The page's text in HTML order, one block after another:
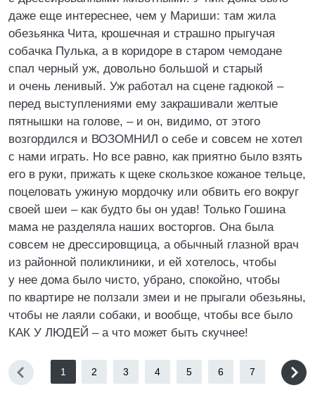
даже еще интереснее, чем у Мариши: там жила
обезьянка Чита, крошечная и страшно прыгучая
собачка Пулька, а в коридоре в старом чемодане
спал черный уж, довольно большой и старый
и очень ленивый. Уж работал на сцене гадюкой –
перед выступлениями ему закрашивали желтые
пятнышки на голове, – и он, видимо, от этого
возгордился и ВОЗОМНИЛ о себе и совсем не хотел
с нами играть. Но все равно, как приятно было взять
его в руки, прижать к щеке скользкое кожаное тельце,
поцеловать ужиную мордочку или обвить его вокруг
своей шеи – как будто бы он удав! Только Гошина
мама не разделяла наших восторгов. Она была
совсем не дрессировщица, а обычный глазной врач
из районной поликлиники, и ей хотелось, чтобы
у нее дома было чисто, убрано, спокойно, чтобы
по квартире не ползали змеи и не прыгали обезьяны,
чтобы не лаяли собаки, и вообще, чтобы все было
КАК У ЛЮДЕЙ – а что может быть скучнее!
1 2 3 4 5 6 7